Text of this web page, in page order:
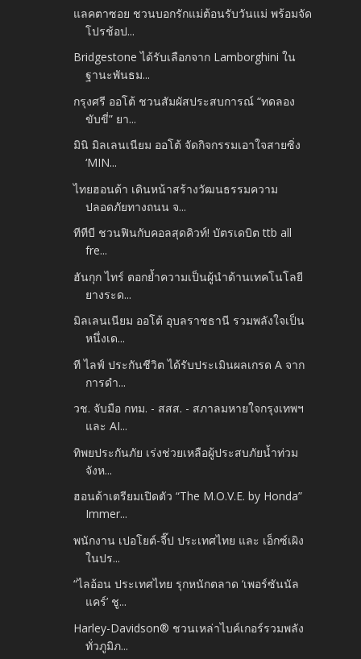
แลคตาซอย ชวนบอกรักแม่ต้อนรับวันแม่ พร้อมจัด
โปรช้อป...
Bridgestone ได้รับเลือกจาก Lamborghini ใน
ฐานะพันธม...
กรุงศรี ออโต้ ชวนสัมผัสประสบการณ์ “ทดลอง
ขับขี่” ยา...
มินิ มิลเลนเนียม ออโต้ จัดกิจกรรมเอาใจสายซิ่ง
‘MIN...
ไทยฮอนด้า เดินหน้าสร้างวัฒนธรรมความ
ปลอดภัยทางถนน จ...
ทีทีบี ชวนฟินกับคอลสุดคิวท์! บัตรเดบิต ttb all
fre...
ฮันกุก ไทร์ ตอกย้ำความเป็นผู้นำด้านเทคโนโลยี
ยางระด...
มิลเลนเนียม ออโต้ อุบลราชธานี รวมพลังใจเป็น
หนึ่งเด...
ที ไลฟ์ ประกันชีวิต ได้รับประเมินผลเกรด A จาก
การดำ...
วช. จับมือ กทม. - สสส. - สภาลมหายใจกรุงเทพฯ
และ AI...
ทิพยประกันภัย เร่งช่วยเหลือผู้ประสบภัยน้ำท่วม
จังห...
ฮอนด้าเตรียมเปิดตัว “The M.O.V.E. by Honda”
Immer...
พนักงาน เปอโยต์-จี๊ป ประเทศไทย และ เอ็กซ์เผิง
ในปร...
“ไลอ้อน ประเทศไทย รุกหนักตลาด ‘เพอร์ซันนัล
แคร์’ ชู...
Harley-Davidson® ชวนเหล่าไบค์เกอร์รวมพลัง
ทั่วภูมิภ...